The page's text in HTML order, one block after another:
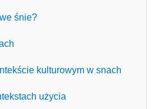
śnie?
kulturowym w snach
użycia